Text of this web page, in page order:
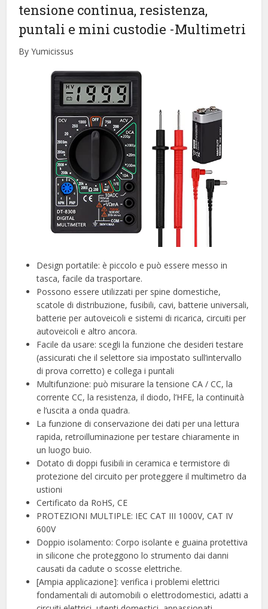
tensione continua, resistenza,
puntali e mini custodie -Multimetri
By Yumicissus
Design portatile: è piccolo e può essere messo in
tasca, facile da trasportare.
Possono essere utilizzati per spine domestiche,
scatole di distribuzione, fusibili, cavi, batterie universali,
batterie per autoveicoli e sistemi di ricarica, circuiti per
autoveicoli e altro ancora.
Facile da usare: scegli la funzione che desideri testare
(assicurati che il selettore sia impostato sull’intervallo
di prova corretto) e collega i puntali
Multifunzione: può misurare la tensione CA / CC, la
corrente CC, la resistenza, il diodo, l’HFE, la continuità
e l’uscita a onda quadra.
La funzione di conservazione dei dati per una lettura
rapida, retroilluminazione per testare chiaramente in
un luogo buio.
Dotato di doppi fusibili in ceramica e termistore di
protezione del circuito per proteggere il multimetro da
ustioni
Certificato da RoHS, CE
PROTEZIONI MULTIPLE: IEC CAT III 1000V, CAT IV
600V
Doppio isolamento: Corpo isolante e guaina protettiva
in silicone che proteggono lo strumento dai danni
causati da cadute o scosse elettriche.
[Ampia applicazione]: verifica i problemi elettrici
fondamentali di automobili o elettrodomestici, adatti a